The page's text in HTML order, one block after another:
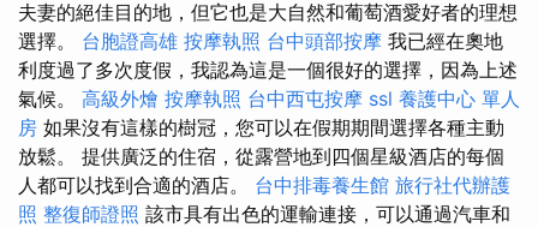
夫妻的絕佳目的地，但它也是大自然和葡萄酒愛好者的理想
選擇。 台胞證高雄 按摩執照 台中頭部按摩 我已經在奧地
利度過了多次度假，我認為這是一個很好的選擇，因為上述
氣候。 高級外燴 按摩執照 台中西屯按摩 ssl 養護中心 單人
房 如果沒有這樣的樹冠，您可以在假期期間選擇各種主動
放鬆。 提供廣泛的住宿，從露營地到四個星級酒店的每個
人都可以找到合適的酒店。 台中排毒養生館 旅行社代辦護
照 整復師證照 該市具有出色的運輸連接，可以通過汽車和